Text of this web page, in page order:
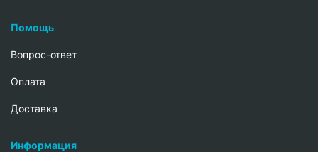
Помощь
Вопрос-ответ
Oплата
Доставка
Информация